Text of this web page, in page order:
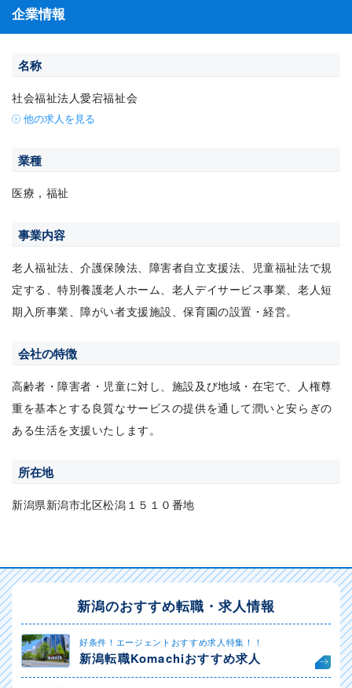
企業情報
名称
社会福祉法人愛宕福祉会
他の求人を見る
業種
医療，福祉
事業内容
老人福祉法、介護保険法、障害者自立支援法、児童福祉法で規
定する、特別養護老人ホーム、老人デイサービス事業、老人短
期入所事業、障がい者支援施設、保育園の設置・経営。
会社の特徴
高齢者・障害者・児童に対し、施設及び地域・在宅で、人権尊
重を基本とする良質なサービスの提供を通して潤いと安らぎの
ある生活を支援いたします。
所在地
新潟県新潟市北区松潟１５１０番地
新潟のおすすめ転職・求人情報
好条件！エージェントおすすめ求人特集！！
新潟転職Komachiおすすめ求人